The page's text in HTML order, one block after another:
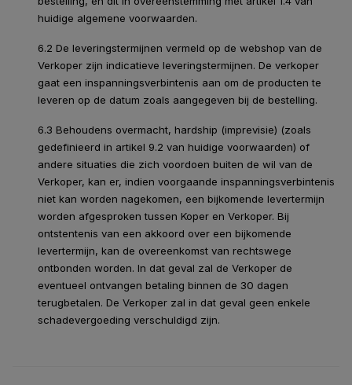
huidige algemene voorwaarden.
6.2 De leveringstermijnen vermeld op de webshop van de
Verkoper zijn indicatieve leveringstermijnen. De verkoper
gaat een inspanningsverbintenis aan om de producten te
leveren op de datum zoals aangegeven bij de bestelling.
6.3 Behoudens overmacht, hardship (imprevisie) (zoals
gedefinieerd in artikel 9.2 van huidige voorwaarden) of
andere situaties die zich voordoen buiten de wil van de
Verkoper, kan er, indien voorgaande inspanningsverbintenis
niet kan worden nagekomen, een bijkomende levertermijn
worden afgesproken tussen Koper en Verkoper. Bij
ontstentenis van een akkoord over een bijkomende
levertermijn, kan de overeenkomst van rechtswege
ontbonden worden. In dat geval zal de Verkoper de
eventueel ontvangen betaling binnen de 30 dagen
terugbetalen. De Verkoper zal in dat geval geen enkele
schadevergoeding verschuldigd zijn.